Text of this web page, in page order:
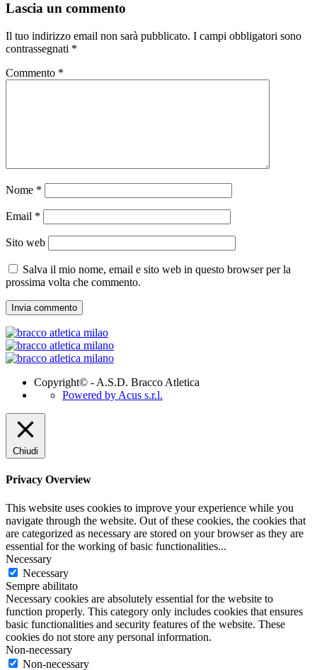
Lascia un commento
Il tuo indirizzo email non sarà pubblicato. I campi obbligatori sono
contrassegnati *
Commento *
Nome *
Email *
Sito web
Salva il mio nome, email e sito web in questo browser per la
prossima volta che commento.
Copyright© - A.S.D. Bracco Atletica
Powered by Acus s.r.l.
Chiudi
Privacy Overview
This website uses cookies to improve your experience while you
navigate through the website. Out of these cookies, the cookies that
are categorized as necessary are stored on your browser as they are
essential for the working of basic functionalities...
Necessary
Necessary
Sempre abilitato
Necessary cookies are absolutely essential for the website to
function properly. This category only includes cookies that ensures
basic functionalities and security features of the website. These
cookies do not store any personal information.
Non-necessary
Non-necessary